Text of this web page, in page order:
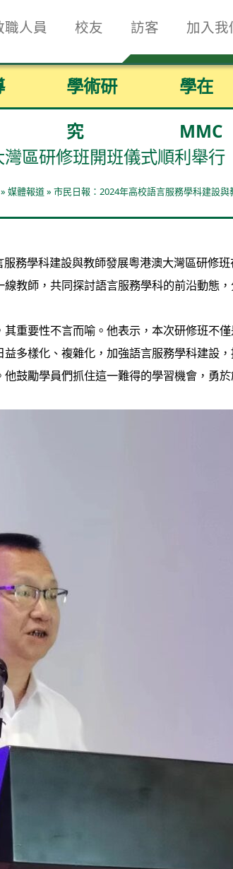
職人員 校友 訪客 加入我
學術研
究
學在
MMC
區研修班開班儀式順利舉行
» 媒體報道» 市民日報：2024年高校語言服務學科建設
務學科建設與教師發展粵港澳大灣區研修
教師，共同探討語言服務學科的前沿動態
重要性不言而喻。他表示，本次研修班不
多樣化、複雜化，加強語言服務學科建設
鼓勵學員們抓住這一難得的學習機會，勇